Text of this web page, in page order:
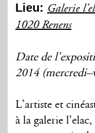
Lieu: Galerie
1020 Renens
Date de
2014
L’artiste et
à la galerie